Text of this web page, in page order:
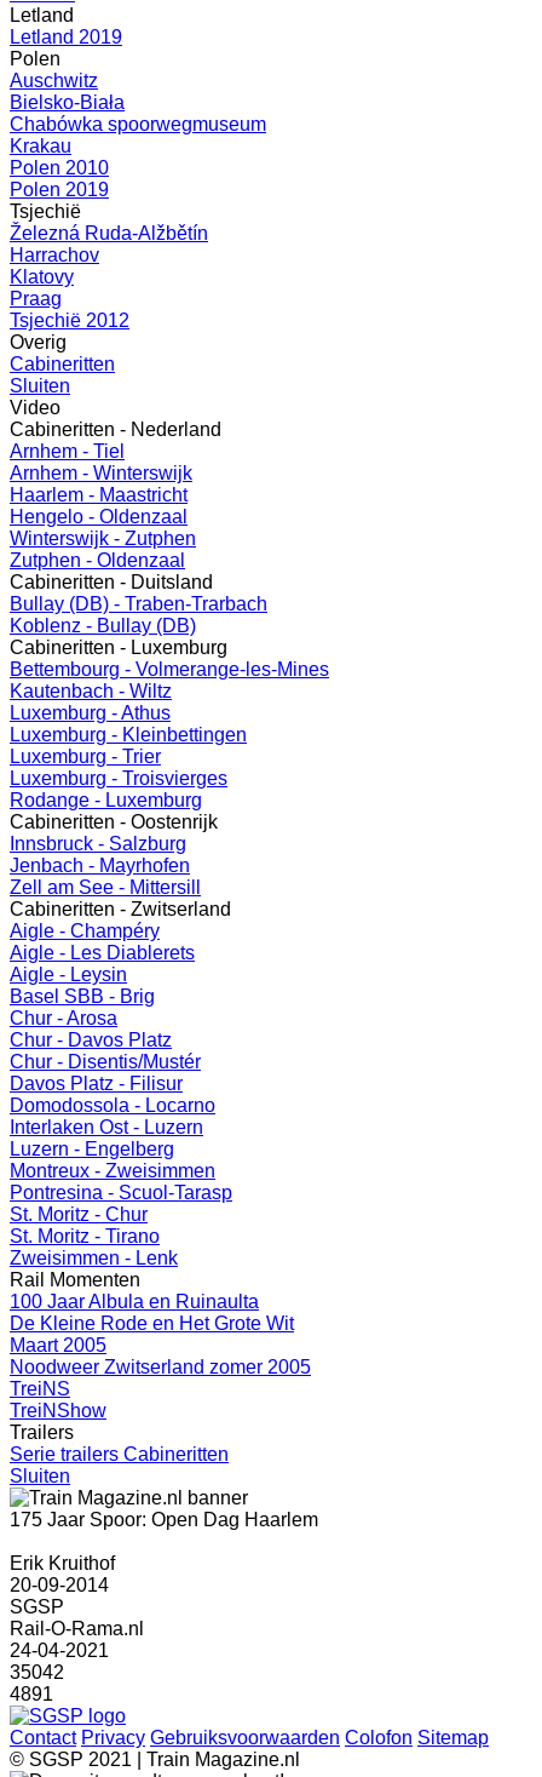
Letland
Letland 2019
Polen
Auschwitz
Bielsko-Biała
Chabówka spoorwegmuseum
Krakau
Polen 2010
Polen 2019
Tsjechië
Železná Ruda-Alžbětín
Harrachov
Klatovy
Praag
Tsjechië 2012
Overig
Cabineritten
Sluiten
Video
Cabineritten - Nederland
Arnhem - Tiel
Arnhem - Winterswijk
Haarlem - Maastricht
Hengelo - Oldenzaal
Winterswijk - Zutphen
Zutphen - Oldenzaal
Cabineritten - Duitsland
Bullay (DB) - Traben-Trarbach
Koblenz - Bullay (DB)
Cabineritten - Luxemburg
Bettembourg - Volmerange-les-Mines
Kautenbach - Wiltz
Luxemburg - Athus
Luxemburg - Kleinbettingen
Luxemburg - Trier
Luxemburg - Troisvierges
Rodange - Luxemburg
Cabineritten - Oostenrijk
Innsbruck - Salzburg
Jenbach - Mayrhofen
Zell am See - Mittersill
Cabineritten - Zwitserland
Aigle - Champéry
Aigle - Les Diablerets
Aigle - Leysin
Basel SBB - Brig
Chur - Arosa
Chur - Davos Platz
Chur - Disentis/Mustér
Davos Platz - Filisur
Domodossola - Locarno
Interlaken Ost - Luzern
Luzern - Engelberg
Montreux - Zweisimmen
Pontresina - Scuol-Tarasp
St. Moritz - Chur
St. Moritz - Tirano
Zweisimmen - Lenk
Rail Momenten
100 Jaar Albula en Ruinaulta
De Kleine Rode en Het Grote Wit
Maart 2005
Noodweer Zwitserland zomer 2005
TreiNS
TreiNShow
Trailers
Serie trailers Cabineritten
Sluiten
175 Jaar Spoor: Open Dag Haarlem
Erik Kruithof
20-09-2014
SGSP
Rail-O-Rama.nl
24-04-2021
35042
4891
Contact Privacy Gebruiksvoorwaarden Colofon Sitemap
© SGSP 2021 | Train Magazine.nl